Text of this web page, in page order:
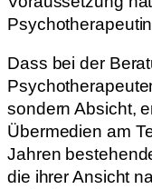
Dass bei der
sondern Absicht,
Übermedien am
Jahren
die ihrer Ansicht